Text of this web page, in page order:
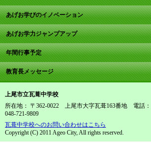
あげお学びのイノベーション
あげお学力ジャンプアップ
年間行事予定
教育長メッセージ
上尾市立瓦葺中学校
所在地： 〒362-0022 上尾市大字瓦葺163番地 電話：
048-721-9809
瓦葺中学校へのお問い合わせはこちら
Copyright (C) 2011 Ageo City, All rights reserved.